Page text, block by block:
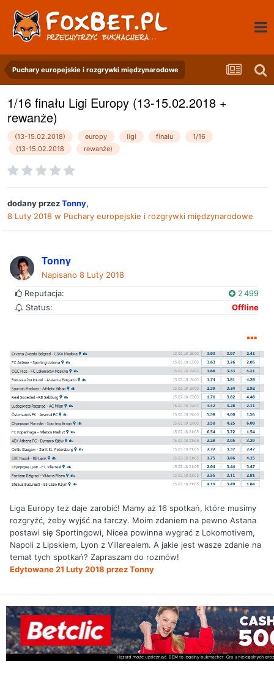
Puchary europejskie i rozgrywki międzynarodowe
1/16 finału Ligi Europy (13-15.02.2018 +
rewanże)
(13-15.02.2018) europy ligi finału
1/16
(13-15.02.2018
rewanże)
dodany przezTonny,
8 Luty 2018 w Puchary europejskie i rozgrywki międzynarodowe
Tonny
Napisano 8 Luty 2018
Reputacja:
2 499
Status:
Offline
Liga Europy też daje zarobić! Mamy aż 16 spotkań, które musimy
rozgryźć, żeby wyjść na tarczy. Moim zdaniem na pewno Astana
postawi się Sportingowi, Nicea powinna wygrać z Lokomotivem,
Napoli z Lipskiem, Lyon z Villarealem. A jakie jest wasze zdanie na
temat tych spotkań? Zapraszam do rozmów!
Edytowane21 Luty 2018 przez Tonny